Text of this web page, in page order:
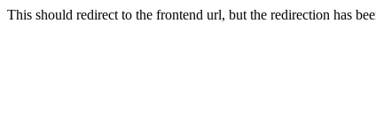
This should redirect to the frontend url, but the redirection has